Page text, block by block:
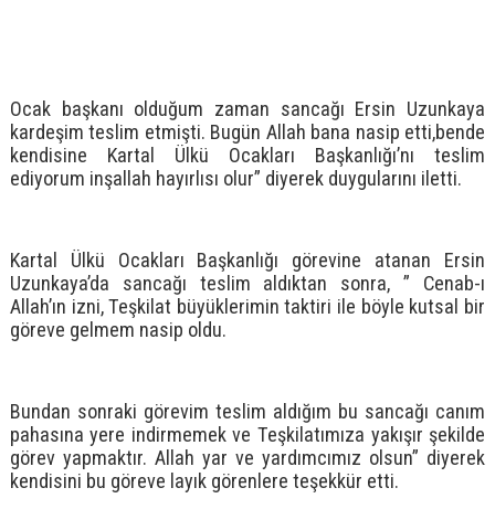
Ocak başkanı olduğum zaman sancağı Ersin Uzunkaya
kardeşim teslim etmişti. Bugün Allah bana nasip etti,bende
kendisine Kartal Ülkü Ocakları Başkanlığı’nı teslim
ediyorum inşallah hayırlısı olur” diyerek duygularını iletti.
Kartal Ülkü Ocakları Başkanlığı görevine atanan Ersin
Uzunkaya’da sancağı teslim aldıktan sonra, ” Cenab-ı
Allah’ın izni, Teşkilat büyüklerimin taktiri ile böyle kutsal bir
göreve gelmem nasip oldu.
Bundan sonraki görevim teslim aldığım bu sancağı canım
pahasına yere indirmemek ve Teşkilatımıza yakışır şekilde
görev yapmaktır. Allah yar ve yardımcımız olsun” diyerek
kendisini bu göreve layık görenlere teşekkür etti.